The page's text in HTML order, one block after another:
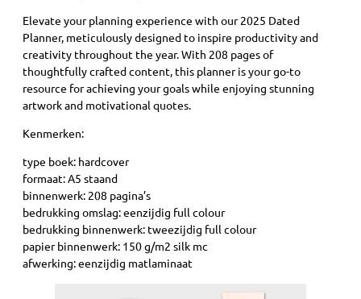
Elevate your planning experience with our 2025 Dated
Planner, meticulously designed to inspire productivity and
creativity throughout the year. With 208 pages of
thoughtfully crafted content, this planner is your go-to
resource for achieving your goals while enjoying stunning
artwork and motivational quotes.
Kenmerken:
type boek: hardcover
formaat: A5 staand
binnenwerk: 208 pagina’s
bedrukking omslag: eenzijdig full colour
bedrukking binnenwerk: tweezijdig full colour
papier binnenwerk: 150 g/m2 silk mc
afwerking: eenzijdig matlaminaat